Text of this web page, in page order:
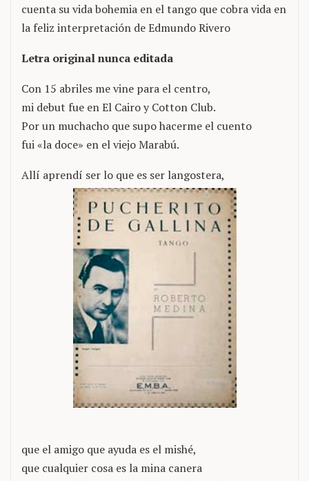
cuenta su vida bohemia en el tango que cobra vida en
la feliz interpretación de Edmundo Rivero
Letra original nunca editada
Con 15 abriles me vine para el centro,
mi debut fue en El Cairo y Cotton Club.
Por un muchacho que supo hacerme el cuento
fui «la doce» en el viejo Marabú.
Allí aprendí ser lo que es ser langostera,
que el amigo que ayuda es el mishé,
que cualquier cosa es la mina canera